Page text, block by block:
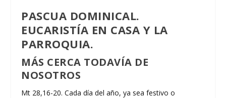
PASCUA DOMINICAL.
EUCARISTÍA EN CASA Y LA
PARROQUIA.
MÁS CERCA TODAVÍA DE
NOSOTROS
Mt 28,16-20. Cada día del año, ya sea festivo o